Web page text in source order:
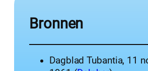
Bronnen
Dagblad Tubantia, 11